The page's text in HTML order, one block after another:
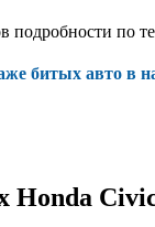
подробности по
битых авто в
Honda